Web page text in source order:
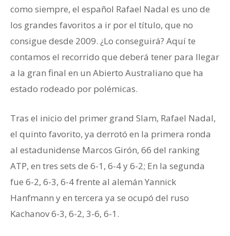
como siempre, el español Rafael Nadal es uno de
los grandes favoritos a ir por el título, que no
consigue desde 2009. ¿Lo conseguirá? Aquí te
contamos el recorrido que deberá tener para llegar
a la gran final en un Abierto Australiano que ha
estado rodeado por polémicas.
Tras el inicio del primer grand Slam, Rafael Nadal,
el quinto favorito, ya derrotó en la primera ronda
al estadunidense Marcos Girón, 66 del ranking
ATP, en tres sets de 6-1, 6-4 y 6-2; En la segunda
fue 6-2, 6-3, 6-4 frente al alemán Yannick
Hanfmann y en tercera ya se ocupó del ruso
Kachanov 6-3, 6-2, 3-6, 6-1.